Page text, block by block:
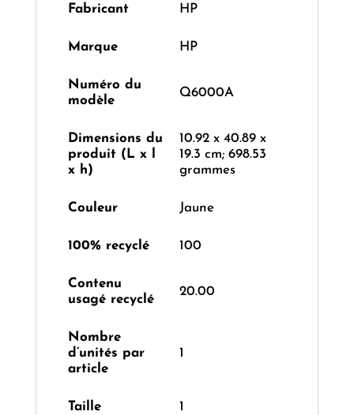
Fabricant ‎HP
Marque ‎HP
Numéro du
modèle
‎Q6000A
Dimensions du
produit (L x l
x h)
‎10.92 x 40.89 x
19.3 cm; 698.53
grammes
Couleur ‎Jaune
100% recyclé ‎100
Contenu
usagé recyclé
‎20.00
Nombre
d’unités par
article
‎1
Taille ‎1